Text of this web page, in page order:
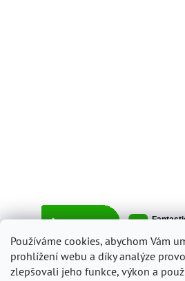
Používáme cookies, abychom Vám
prohlížení webu a díky analýze
zlepšovali jeho funkce, výkon a